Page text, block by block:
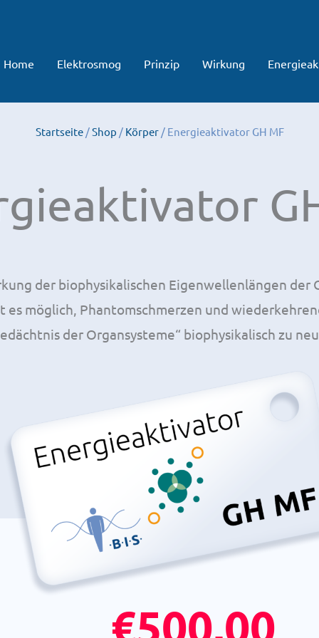
Home
Elektrosmog Prinzip Wirkung
Startseite/Shop / Körper/ Energieaktivator GH MF
der biophysikalischen Eigenwellenlängen der
es möglich, Phantomschmerzen und
der Organsysteme“ biophysikalisch zu
€500,00